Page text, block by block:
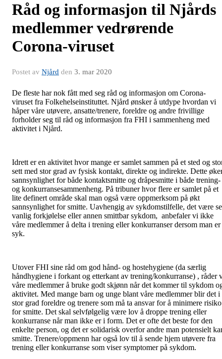
Råd og informasjon til Njårds
medlemmer vedrørende
Corona-viruset
Postet av Njård den 3. mar 2020
De fleste har nok fått med seg råd og informasjon om Corona-
viruset fra Folkehelseinstituttet. Njård ønsker å utdype hvordan vi
håper våre utøvere, ansatte/trenere, foreldre og andre frivillige
forholder seg til råd og informasjon fra FHI i sammenheng med
aktivitet i Njård.
Idrett er en aktivitet hvor mange er samlet sammen på et sted og
sett med stor grad av fysisk kontakt, direkte og indirekte. Dette
sannsynlighet for både kontaktsmitte og dråpesmitte i både trening-
og konkurransesammenheng. På tribuner hvor flere er samlet på et
lite definert område skal man også være oppmerksom på økt
sannsynlighet for smitte. Uavhengig av sykdomstilfelle, det være
vanlig forkjølelse eller annen smittbar sykdom, anbefaler vi ikke
våre medlemmer å delta i trening eller konkurranser dersom man er
syk.
Utover FHI sine råd om god hånd- og hostehygiene (da særlig
håndhygiene i forkant og etterkant av trening/konkurranse) , råder
våre medlemmer å bruke godt skjønn når det kommer til sykdom
aktivitet. Med mange barn og unge blant våre medlemmer blir det i
stor grad foreldre og trenere som må ta ansvar for å minimere risiko
for smitte. Det skal selvfølgelig være lov å droppe trening eller
konkurranse når man ikke er i form. Det er ofte det beste for den
enkelte person, og det er solidarisk overfor andre man potensielt
smitte. Trenere/oppmenn har også lov til å sende hjem utøvere fra
trening eller konkurranse som viser symptomer på sykdom.